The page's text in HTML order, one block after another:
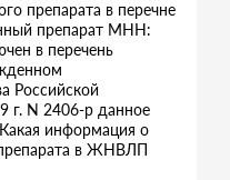
препарата в перечне
препарат МНН:
в перечень
Российской
г. N 2406-р данное
информация о
в ЖНВЛП